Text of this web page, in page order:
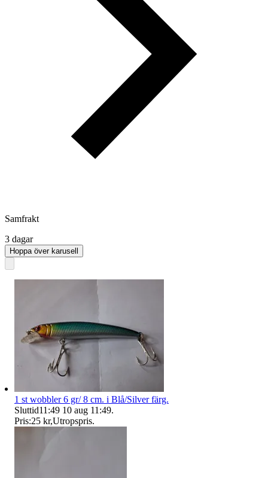
Samfrakt
3 dagar
Hoppa över karusell
1 st wobbler 6 gr/ 8 cm. i Blå/Silver färg.
Sluttid11:49 10 aug 11:49.
Pris:25 kr,Utropspris.